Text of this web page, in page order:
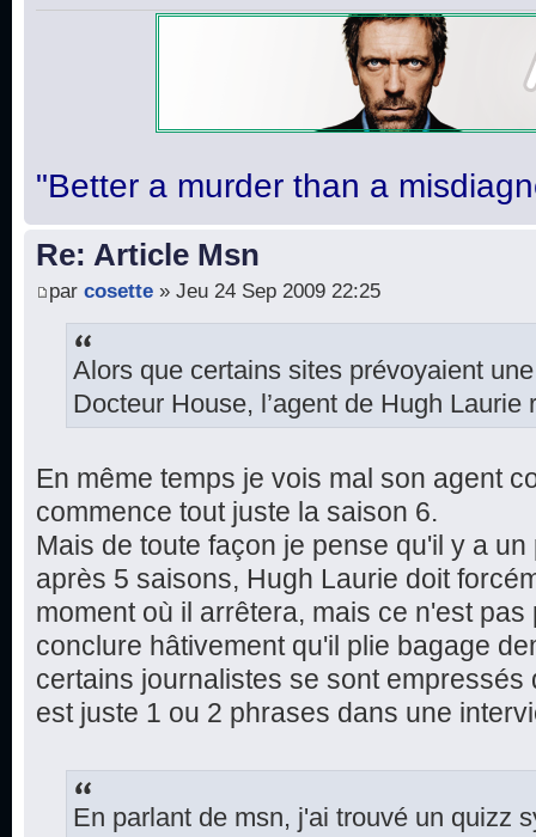
"Better a murder than a
Re: Article Msn
par cosette » Jeu 24 Sep 2009 22:25
Alors que certains sites prévoyaient
Docteur House, l’agent de Hugh Laurie
En même temps je vois mal son agent
commence tout juste la saison 6.
Mais de toute façon je pense qu'il y a
après 5 saisons, Hugh Laurie doit
moment où il arrêtera, mais ce n'est
conclure hâtivement qu'il plie bagage
certains journalistes se sont
est juste 1 ou 2 phrases dans une
En parlant de msn, j'ai trouvé un quizz